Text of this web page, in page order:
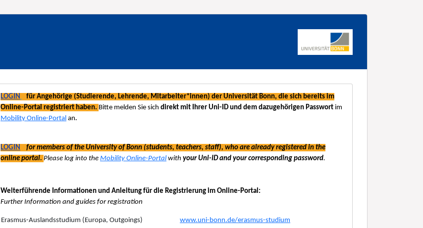
LOGIN
für Angehörige (Studierende, Lehrende, Mitarbeiter*innen) der Universität Bonn, die sich bereits im
Online-Portal registriert haben. Bitte melden Sie sichdirekt mit Ihrer Uni-ID und dem dazugehörigen Passwort im
Mobility Online-Portal an.
LOGIN
for members of the University of Bonn (students, teachers, staff), who are already registered in the
online portal.Please log into theMobility Online-Portalwithyour Uni-ID and your corresponding password.
Weiterführende Informationen und Anleitung für die Registrierung im Online-Portal:
Further Information and guides for registration
Erasmus-Auslandsstudium (Europa, Outgoings)
www.uni-bonn.de/erasmus-studium